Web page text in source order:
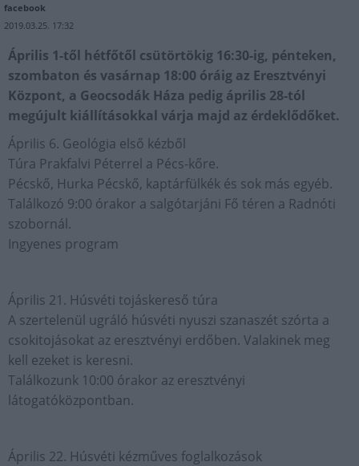
facebook
2019.03.25. 17:32
Április 1-től hétfőtől csütörtökig 16:30-ig, pénteken,
szombaton és vasárnap 18:00 óráig az Eresztvényi
Központ, a Geocsodák Háza pedig április 28-tól
megújult kiállításokkal várja majd az érdeklődőket.
Április 6. Geológia első kézből
Túra Prakfalvi Péterrel a Pécs-kőre.
Pécskő, Hurka Pécskő, kaptárfülkék és sok más egyéb.
Találkozó 9:00 órakor a salgótarjáni Fő téren a Radnóti
szobornál.
Ingyenes program
Április 21. Húsvéti tojáskereső túra
A szertelenül ugráló húsvéti nyuszi szanaszét szórta a
csokitojásokat az eresztvényi erdőben. Valakinek meg
kell ezeket is keresni.
Találkozunk 10:00 órakor az eresztvényi
látogatóközpontban.
Április 22. Húsvéti kézműves foglalkozások